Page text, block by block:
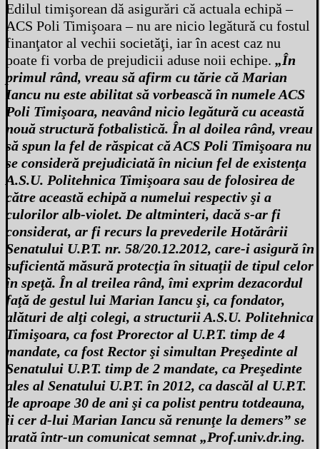
Edilul timişorean dă asigurări că actuala echipă –
ACS Poli Timişoara – nu are nicio legătură cu fostul
finanţator al vechii societăţi, iar în acest caz nu
poate fi vorba de prejudicii aduse noii echipe. „În
primul rând, vreau să afirm cu tărie că Marian
Iancu nu este abilitat să vorbească în numele ACS
Poli Timişoara, neavând nicio legătură cu această
nouă structură fotbalistică. În al doilea rând, vreau
să spun la fel de răspicat că ACS Poli Timişoara nu
se consideră prejudiciată în niciun fel de existenţa
A.S.U. Politehnica Timişoara sau de folosirea de
către această echipă a numelui respectiv şi a
culorilor alb-violet. De altminteri, dacă s-ar fi
considerat, ar fi recurs la prevederile Hotărârii
Senatului U.P.T. nr. 58/20.12.2012, care-i asigură în
suficientă măsură protecţia în situaţii de tipul celor
în speţă. În al treilea rând, îmi exprim dezacordul
faţă de gestul lui Marian Iancu şi, ca fondator,
alături de alţi colegi, a structurii A.S.U. Politehnica
Timişoara, ca fost Prorector al U.P.T. timp de 4
mandate, ca fost Rector şi simultan Preşedinte al
Senatului U.P.T. timp de 2 mandate, ca Preşedinte
ales al Senatului U.P.T. în 2012, ca dascăl al U.P.T.
de aproape 30 de ani şi ca polist pentru totdeauna,
îi cer d-lui Marian Iancu să renunţe la demers” se
arată într-un comunicat semnat „Prof.univ.dr.ing.